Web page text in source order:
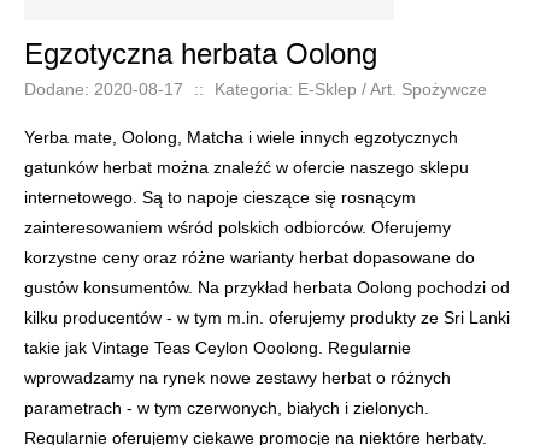
Egzotyczna herbata Oolong
Dodane: 2020-08-17 :: Kategoria: E-Sklep / Art. Spożywcze
Yerba mate, Oolong, Matcha i wiele innych egzotycznych
gatunków herbat można znaleźć w ofercie naszego sklepu
internetowego. Są to napoje cieszące się rosnącym
zainteresowaniem wśród polskich odbiorców. Oferujemy
korzystne ceny oraz różne warianty herbat dopasowane do
gustów konsumentów. Na przykład herbata Oolong pochodzi od
kilku producentów - w tym m.in. oferujemy produkty ze Sri Lanki
takie jak Vintage Teas Ceylon Ooolong. Regularnie
wprowadzamy na rynek nowe zestawy herbat o różnych
parametrach - w tym czerwonych, białych i zielonych.
Regularnie oferujemy ciekawe promocje na niektóre herbaty.